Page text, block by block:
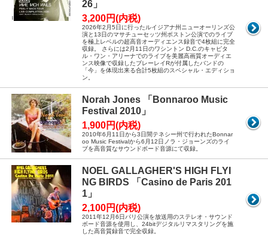
26」
3,200円(内税)
2026年2月5日に行ったルイジアナ州ニューオーリンズ公
演と13日のマサチューセッツ州ボストン公演でのライブ
を極上レベルの超高音オーディエンス録音で4枚組に完全
収録。 さらには2月11日のワシントン D.C.のキャピタ
ル・ワン・アリーナでのライブを美麗高画質オーディエ
ンス映像で収録したブレーレイRが付属したバンドの
「今」を体現出来る合計5枚組のスペシャル・エディショ
ン。
Norah Jones 「Bonnaroo Music
Festival 2010」
1,900円(内税)
2010年6月11日から3日間テネシー州で行われたBonnar
oo Music Festivalから6月12日ノラ・ジョーンズのライ
ブを高音質なサウンドボード音源にて収録。
NOEL GALLAGHER'S HIGH FLYI
NG BIRDS 「Casino de Paris 201
1」
2,100円(内税)
2011年12月6日パリ公演を放送用のステレオ・サウンド
ボード音源を使用し、24bitデジタルリマスタリングを施
した高音質録音で完全収録。